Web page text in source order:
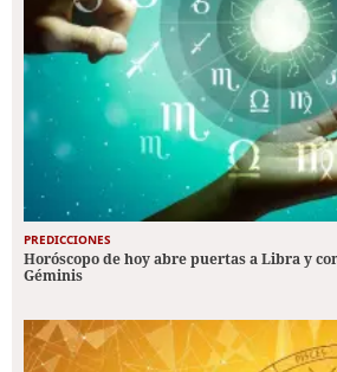
PREDICCIONES
Horóscopo de hoy abre puertas a Libra y
Géminis